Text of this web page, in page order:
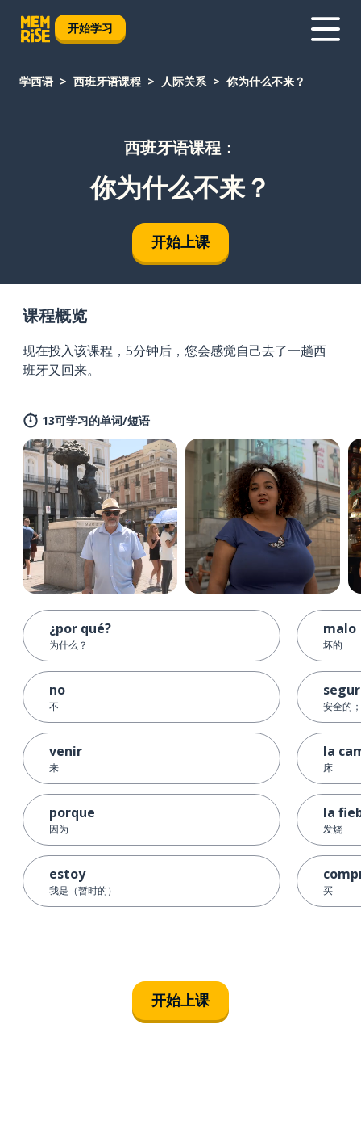
开始学习
学西语 西班牙语课程 人际关系 你为什么不来？
西班牙语课程：
你为什么不来？
开始上课
课程概览
现在投入该课程，5分钟后，您会感觉自己去了一趟西
班牙又回来。
13可学习的单词/短语
¿por qué?
为什么？
no
不
venir
来
porque
因为
estoy
我是（暂时的）
malo
坏的
安全的
la
床
la
发烧
买
开始上课